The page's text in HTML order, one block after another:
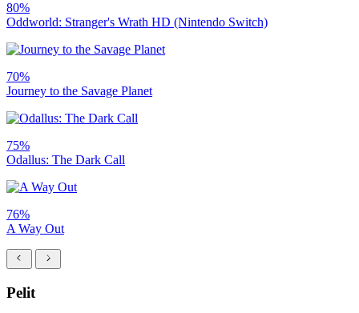
80%
Oddworld: Stranger's Wrath HD (Nintendo Switch)
70%
Journey to the Savage Planet
75%
Odallus: The Dark Call
76%
A Way Out
Pelit